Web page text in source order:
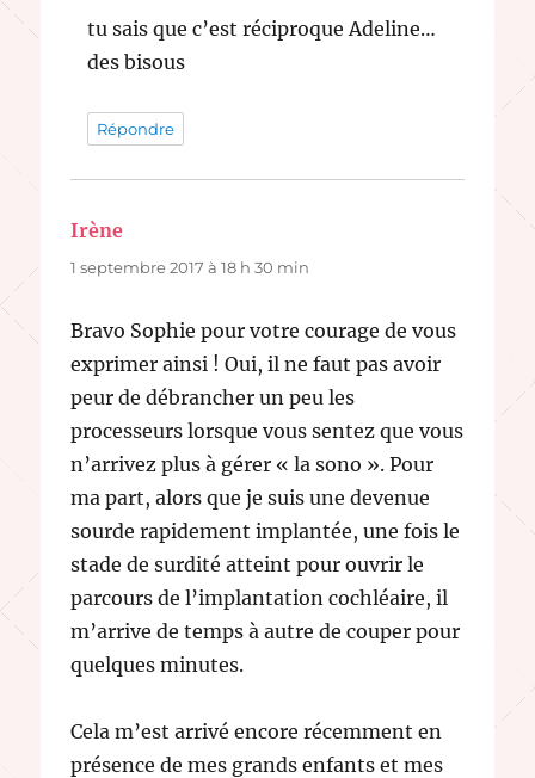
tu sais que c’est réciproque Adeline…
des bisous
Répondre
Irène
1 septembre 2017 à 18 h 30 min
Bravo Sophie pour votre courage de vous
exprimer ainsi ! Oui, il ne faut pas avoir
peur de débrancher un peu les
processeurs lorsque vous sentez que vous
n’arrivez plus à gérer « la sono ». Pour
ma part, alors que je suis une devenue
sourde rapidement implantée, une fois le
stade de surdité atteint pour ouvrir le
parcours de l’implantation cochléaire, il
m’arrive de temps à autre de couper pour
quelques minutes.
Cela m’est arrivé encore récemment en
présence de mes grands enfants et mes